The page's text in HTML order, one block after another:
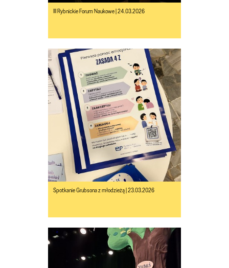
III Rybnickie Forum Naukowe | 24.03.2026
Spotkanie Grubsona z młodzieżą | 23.03.2026